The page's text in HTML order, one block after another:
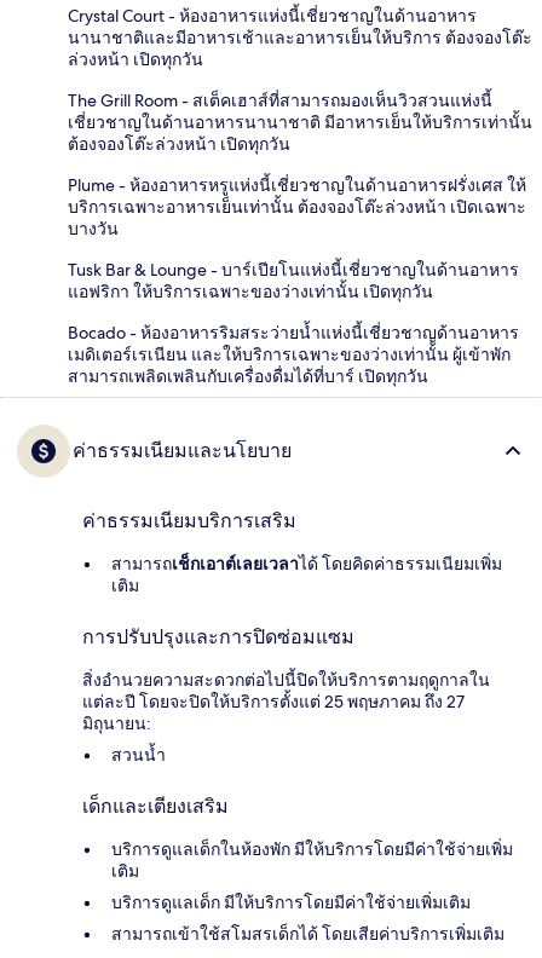
Crystal Court - ห้องอาหารแห่งนี้เชี่ยวชาญในด้านอาหาร
นานาชาติและมีอาหารเช้าและอาหารเย็นให้บริการ ต้องจองโต๊ะ
ล่วงหน้า เปิดทุกวัน
The Grill Room - สเต็คเฮาส์ที่สามารถมองเห็นวิวสวนแห่งนี้
เชี่ยวชาญในด้านอาหารนานาชาติ มีอาหารเย็นให้บริการเท่านั้น
ต้องจองโต๊ะล่วงหน้า เปิดทุกวัน
Plume - ห้องอาหารหรูแห่งนี้เชี่ยวชาญในด้านอาหารฝรั่งเศส ให้
บริการเฉพาะอาหารเย็นเท่านั้น ต้องจองโต๊ะล่วงหน้า เปิดเฉพาะ
บางวัน
Tusk Bar & Lounge - บาร์เปียโนแห่งนี้เชี่ยวชาญในด้านอาหาร
แอฟริกา ให้บริการเฉพาะของว่างเท่านั้น เปิดทุกวัน
Bocado - ห้องอาหารริมสระว่ายน้ำแห่งนี้เชี่ยวชาญด้านอาหาร
เมดิเตอร์เรเนียน และให้บริการเฉพาะของว่างเท่านั้น ผู้เข้าพัก
สามารถเพลิดเพลินกับเครื่องดื่มได้ที่บาร์ เปิดทุกวัน
ค่าธรรมเนียมและนโยบาย
ค่าธรรมเนียมบริการเสริม
สามารถเช็กเอาต์เลยเวลาได้ โดยคิดค่าธรรมเนียมเพิ่ม
เติม
การปรับปรุงและการปิดซ่อมแซม
สิ่งอำนวยความสะดวกต่อไปนี้ปิดให้บริการตามฤดูกาลใน
แต่ละปี โดยจะปิดให้บริการตั้งแต่ 25 พฤษภาคม ถึง 27
มิถุนายน:
สวนน้ำ
เด็กและเตียงเสริม
บริการดูแลเด็กในห้องพัก มีให้บริการโดยมีค่าใช้จ่ายเพิ่ม
เติม
บริการดูแลเด็ก มีให้บริการโดยมีค่าใช้จ่ายเพิ่มเติม
สามารถเข้าใช้สโมสรเด็กได้ โดยเสียค่าบริการเพิ่มเติม